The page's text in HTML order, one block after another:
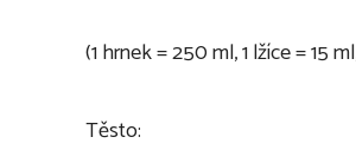
(1 hrnek = 250 ml, 1 lžíce = 15
Těsto: